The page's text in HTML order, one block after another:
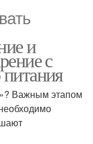
и
с
Важным этапом